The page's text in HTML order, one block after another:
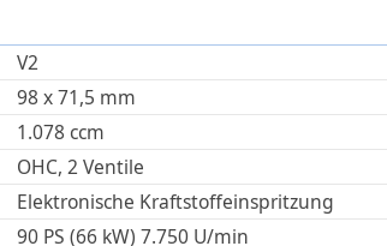
V2
98 x71,5 mm
1.078 ccm
OHC, 2 Ventile
Elektronische Kraftstoffeinspritzung
90 PS (66 kW) 7.750 U/min